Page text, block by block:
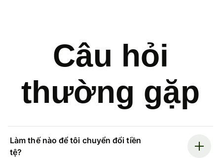
Câu hỏi
thường gặp
Làm thế nào để tôi chuyển đổi tiền
tệ?